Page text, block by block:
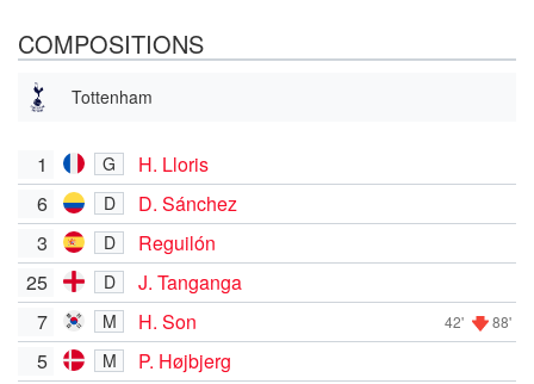
COMPOSITIONS
Tottenham
1 G
H. Lloris
6
D
D. Sánchez
3
D
Reguilón
25
D
J. Tanganga
7
M H. Son 42' 88'
5 M
P. Højbjerg